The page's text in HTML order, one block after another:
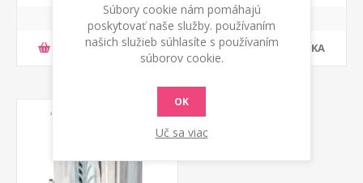
PRIDAŤ DO KOŠÍKA PRIDAŤ DO KOŠÍKA
Súbory cookie nám pomáhajú
poskytovať naše služby. používaním
našich služieb súhlasíte s používaním
súborov cookie.
OK
Uč sa viac